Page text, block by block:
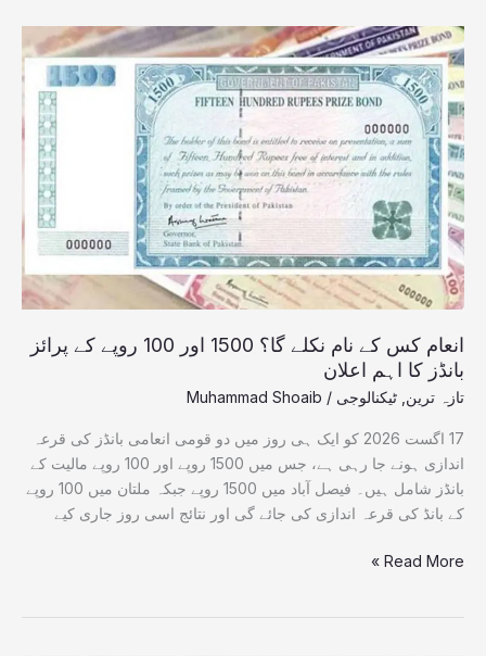
انعام کس کے نام نکلے گا؟ 1500 اور 100 روپے کے پرائز
بانڈز کا اہم اعلان
تازہ ترین ٹیکنالوجی /
Muhammad Shoaib
17 اگست 2026 کو ایک ہی روز میں دو قومی انعامی بانڈز کی قرعہ
اندازی ہونے جا رہی ہے، جس میں 1500 روپے اور 100 روپے مالیت کے
بانڈز شامل ہیں۔ فیصل آباد میں 1500 روپے جبکہ ملتان میں 100 روپے
کے بانڈ کی قرعہ اندازی کی جائے گی اور نتائج اسی روز جاری کیے
انعام
کس
کے
نام
نکلے
گا؟
1500
اور
100
روپے
کے
پرائز
بانڈز
کا
اہم
اعلان
Read More »